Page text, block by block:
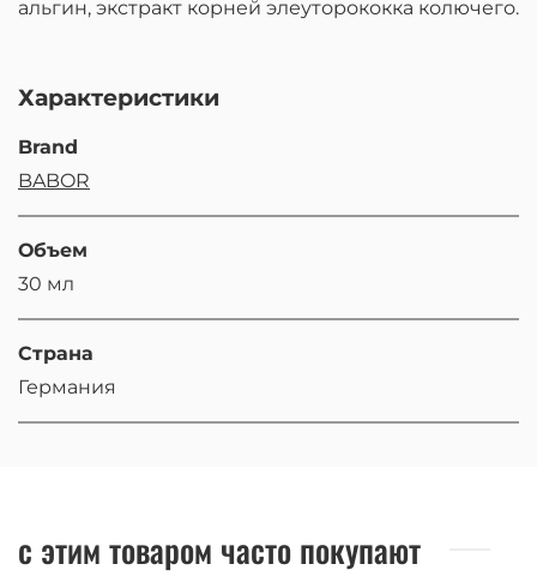
альгин, экстракт корней элеуторококка колючего.
Характеристики
Brand
BABOR
Объем
30 мл
Страна
Германия
с этим товаром часто покупают